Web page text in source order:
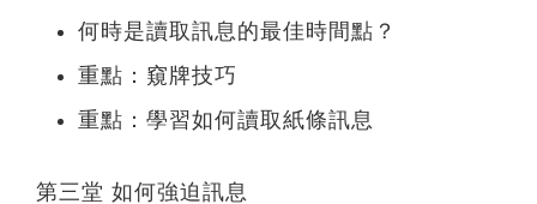
何時是讀取訊息的最佳時間點？
重點：窺牌技巧
重點：學習如何讀取紙條訊息
第三堂 如何強迫訊息